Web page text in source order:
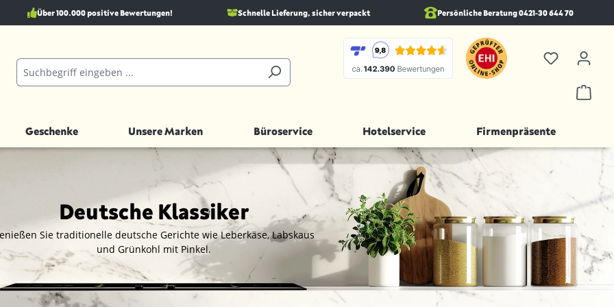
Über 100.000 positive Bewertungen! Schnelle Lieferung, sicher verpackt Persönliche Beratung 0421-30 644 70
Geschenke Unsere Marken Büroservice Hotelservice Firmenpräsente
Deutsche Klassiker
Sie traditionelle deutsche Gerichte wie Leberkäse, Labskaus
und Grünkohl mit Pinkel.